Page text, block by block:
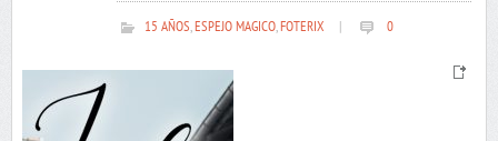
15 AÑOS,ESPEJO MAGICO,FOTERIX 0